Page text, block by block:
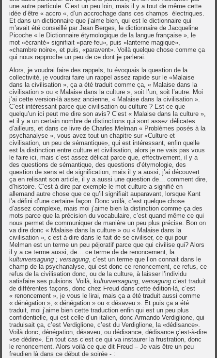
une autre particule. C’est un peu loin, mais il y a tout de même cette
idée d’être « accro «, d’un accrochage dans ces champs électriques.
Et dans un dictionnaire que j’aime bien, qui est le dictionnaire qui
m’avait été conseillé par Jean Berges, le dictionnaire de Jacqueline
Picoche « le Dictionnaire étymologique de la langue française », le
mot «écranté» signifiait «pare-feu», puis «lanterne magique»,
«chambre noire», et puis, «paravent». Voilà quelque chose comme ça
qui nous rapproche un peu de ce dont je parlerai.
Alors, je voudrai faire des rappels, tu évoquais la question de la
collectivité, je voudrai faire un rappel assez rapide sur le «Malaise
dans la civilisation », ça a été traduit comme ça, « Malaise dans la
civilisation » ou « Malaise dans la culture », soit l’un, soit l’autre. Moi
j’ai cette version-là assez ancienne, « Malaise dans la civilisation ».
C’est intéressant parce que civilisation ou culture ? Est-ce que
quelqu’un ici peut me dire son avis? C’est « Malaise dans la culture »,
et il y a un certain nombre de distinctions qui sont assez délicates
d’ailleurs, et dans ce livre de Charles Melman « Problèmes posés à la
psychanalyse », vous avez tout un chapitre sur «Culture et
civilisation, un peu de sémantique», qui est intéressant, enfin quelle
est la distinction entre culture et civilisation, alors je ne vais pas vous
le faire ici, mais c’est assez délicat parce que, effectivement, il y a
des questions de sémantique, des questions d’étymologie, des
question de sens et de signification, mais il y a aussi, j’ai découvert
ça en relisant son article, il y a aussi une question de… comment dire,
d’histoire. C’est à dire par exemple le mot culture a signifié en
allemand autre chose que ce qu’il signifiait auparavant, lorsque Kant
l’a défini d’une certaine façon. Donc voilà, c’est quelque chose
d’assez complexe, mais moi j’aime bien la distinction comme ça des
mots parce que la précision du vocabulaire, c’est quand même ce qui
nous permet de communiquer de manière un peu plus précise. Bon on
va dire donc « Malaise dans la culture » ou « Malaise dans la
civilisation », c’est à-dire dans le fait de se civiliser, ce qui pour
Melman est un terme un peu péjoratif parce que qui civilise qui? Alors
il y a ce terme aussi, de… ce terme de de renoncement, la
kulturversagung ; versagung , c’est un terme que l’on connait dans le
champ de la psychanalyse, qui est donc ce renoncement, ce refus, ce
refus de la civilisation donc, ou de la culture, à laisser l’individu
satisfaire ses pulsions. Voilà, kulturversagung ,versagung c’est traduit
de différentes façons, donc chez Freud dans cette édition-là, c’est
« renoncement », je vous le lirai, mais ça a été traduit aussi comme
« dénégation », « dénégation » ou « désaveu ». Et puis ça a été
traduit, moi j’aime bien cette traduction enfin qui est un peu plus
confidentielle, qui est celle d’un italien, donc Armando Verdiglione, qui
traduisait ça, c’est Verdiglione, c’est du Verdiglione, la «dédisance».
Voilà donc, dénégation, désaveu, ou dédisance, dédisance ç’est-à-dire
«se dédire». En tout cas c’est ce qui va instaurer la frustration, donc
le renoncement. Alors voilà ce que dit Freud – Je vais être un peu
freudien là dans ce début de soirée - :